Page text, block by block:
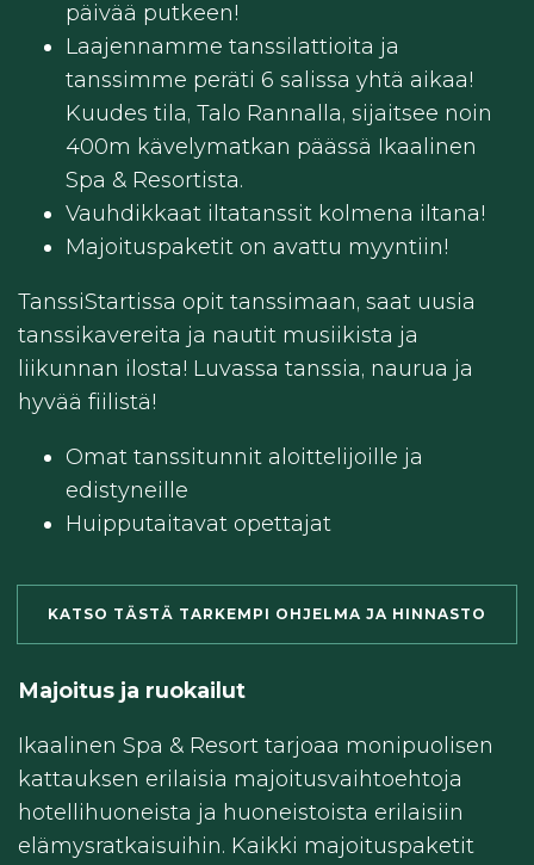
päivää putkeen!
Laajennamme tanssilattioita ja
tanssimme peräti 6 salissa yhtä aikaa!
Kuudes tila, Talo Rannalla, sijaitsee noin
400m kävelymatkan päässä Ikaalinen
Spa & Resortista.
Vauhdikkaat iltatanssit kolmena iltana!
Majoituspaketit on avattu myyntiin!
TanssiStartissa opit tanssimaan, saat uusia
tanssikavereita ja nautit musiikista ja
liikunnan ilosta! Luvassa tanssia, naurua ja
hyvää fiilistä!
Omat tanssitunnit aloittelijoille ja
edistyneille
Huipputaitavat opettajat
KATSO TÄSTÄ TARKEMPI OHJELMA JA HINNASTO
Majoitus ja ruokailut
Ikaalinen Spa & Resort tarjoaa monipuolisen
kattauksen erilaisia majoitusvaihtoehtoja
hotellihuoneista ja huoneistoista erilaisiin
elämysratkaisuihin. Kaikki majoituspaketit